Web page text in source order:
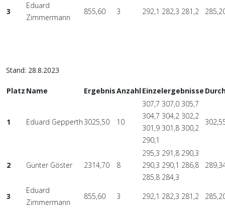
3
Eduard
Zimmermann
855,60 3 292,1 282,3 281,2
Stand: 28.8.2023
Platz Name ErgebnisAnzahlEinzelergebnisse
1 Eduard Gepperth 3025,50 10
307,7 307,0 305,7
304,7 304,2 302,2
301,9 301,8 300,2
290,1
2 Günter Göster 2314,70 8
295,3 291,8 290,3
290,3 290,1 286,8
285,8 284,3
3
Eduard
Zimmermann
855,60 3 292,1 282,3 281,2